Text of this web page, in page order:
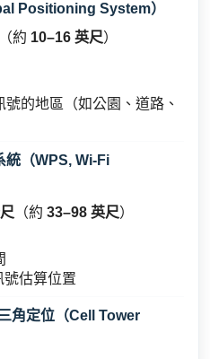
Positioning System）
（約 10–16 英尺）
的地區（如公園、道路、
統（WPS, Wi-Fi
（約 33–98 英尺）
號估算位置
角定位（Cell Tower